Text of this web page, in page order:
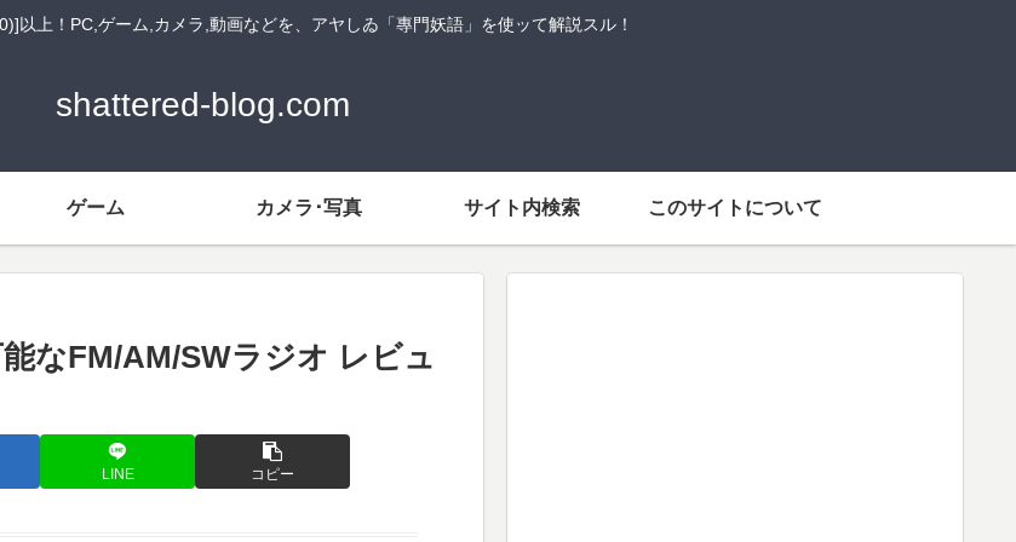
以上！PC,ゲーム,カメラ,動画などを、アヤしゐ「專門妖語」を使ッて解説スル！
shattered-blog.com
ゲーム カメラ･写真 サイト内検索 このサイトについて
なFM/AM/SWラジオ レビュ
LINE コピー